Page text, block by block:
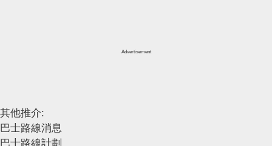
Advertisement
其他推介:
巴士路線消息
巴士路線計劃